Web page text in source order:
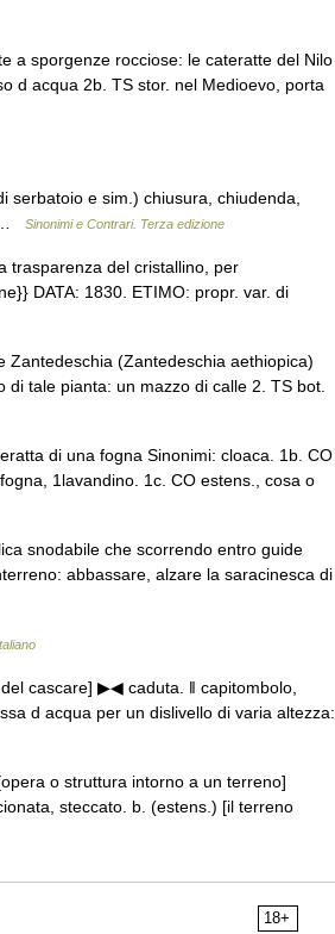
a sporgenze rocciose: le cateratte del Nilo
d acqua 2b. TS stor. nel Medioevo, porta
e sim.) chiusura, chiudenda,
…
Sinonimi e Contrari. Terza edizione
trasparenza del cristallino, per
DATA: 1830. ETIMO: propr. var. di
(Zantedeschia aethiopica)
tale pianta: un mazzo di calle 2. TS bot.
di una fogna Sinonimi: cloaca. 1b. CO
1lavandino. 1c. CO estens., cosa o
snodabile che scorrendo entro guide
abbassare, alzare la saracinesca di
cascare] ▶◀ caduta. ‖ capitombolo,
d acqua per un dislivello di varia altezza:
o struttura intorno a un terreno]
steccato. b. (estens.) [il terreno
18+